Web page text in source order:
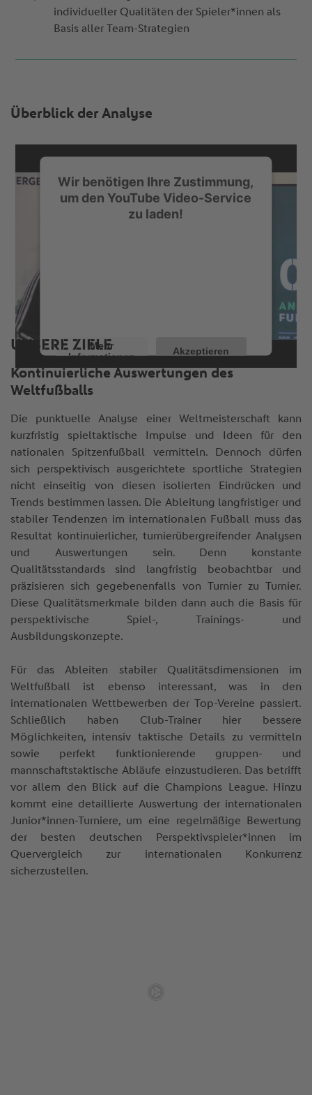
individueller Qualitäten der Spieler*innen als
Basis aller Team-Strategien
Überblick der Analyse
Wir benötigen Ihre Zustimmung,
um den YouTube Video-Service
zu laden!
Mehr
Informationen
Akzeptieren
UNSERE ZIELE
Kontinuierliche Auswertungen des
Weltfußballs
Die punktuelle Analyse einer Weltmeisterschaft kann
kurzfristig spieltaktische Impulse und Ideen für den
nationalen Spitzenfußball vermitteln. Dennoch dürfen
sich perspektivisch ausgerichtete sportliche Strategien
nicht einseitig von diesen isolierten Eindrücken und
Trends bestimmen lassen. Die Ableitung langfristiger und
stabiler Tendenzen im internationalen Fußball muss das
Resultat kontinuierlicher, turnierübergreifender Analysen
und Auswertungen sein. Denn konstante
Qualitätsstandards sind langfristig beobachtbar und
präzisieren sich gegebenenfalls von Turnier zu Turnier.
Diese Qualitätsmerkmale bilden dann auch die Basis für
perspektivische Spiel-, Trainings- und
Ausbildungskonzepte.
Für das Ableiten stabiler Qualitätsdimensionen im
Weltfußball ist ebenso interessant, was in den
internationalen Wettbewerben der Top-Vereine passiert.
Schließlich haben Club-Trainer hier bessere
Möglichkeiten, intensiv taktische Details zu vermitteln
sowie perfekt funktionierende gruppen- und
mannschaftstaktische Abläufe einzustudieren. Das betrifft
vor allem den Blick auf die Champions League. Hinzu
kommt eine detaillierte Auswertung der internationalen
Junior*innen-Turniere, um eine regelmäßige Bewertung
der besten deutschen Perspektivspieler*innen im
Quervergleich zur internationalen Konkurrenz
sicherzustellen.